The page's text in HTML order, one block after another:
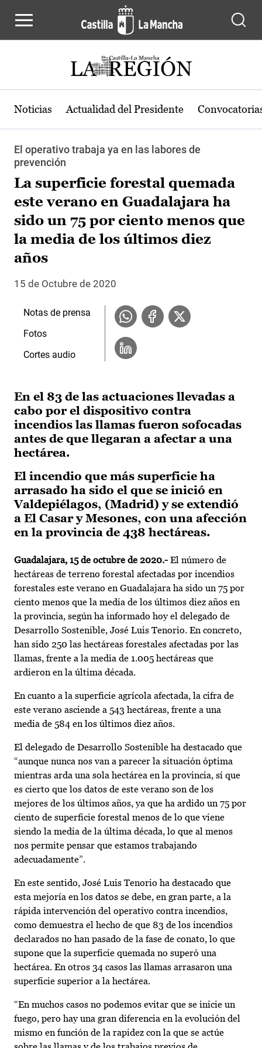
Noticias Actualidad del Presidente
El operativo trabaja ya en las labores de
prevención
La superficie forestal quemada
este verano en Guadalajara ha
sido un 75 por ciento menos que
la media de los últimos diez
años
15 de Octubre de 2020
En el 83 de las actuaciones llevadas a
cabo por el dispositivo contra
incendios las llamas fueron sofocadas
antes de que llegaran a afectar a una
hectárea.
El incendio que más superficie ha
arrasado ha sido el que se inició en
Valdepiélagos, (Madrid) y se extendió
a El Casar y Mesones, con una afección
en la provincia de 438 hectáreas.
Guadalajara, 15 de octubre de 2020.- El número de
hectáreas de terreno forestal afectadas por incendios
forestales este verano en Guadalajara ha sido un 75 por
ciento menos que la media de los últimos diez años en
la provincia, según ha informado hoy el delegado de
Desarrollo Sostenible, José Luis Tenorio. En concreto,
han sido 250 las hectáreas forestales afectadas por las
llamas, frente a la media de 1.005 hectáreas que
ardieron en la última década.
En cuanto a la superficie agrícola afectada, la cifra de
este verano asciende a 543 hectáreas, frente a una
media de 584 en los últimos diez años.
El delegado de Desarrollo Sostenible ha destacado que
“aunque nunca nos van a parecer la situación óptima
mientras arda una sola hectárea en la provincia, sí que
es cierto que los datos de este verano son de los
mejores de los últimos años, ya que ha ardido un 75 por
ciento de superficie forestal menos de lo que viene
siendo la media de la última década, lo que al menos
nos permite pensar que estamos trabajando
adecuadamente”.
En este sentido, José Luis Tenorio ha destacado que
esta mejoría en los datos se debe, en gran parte, a la
rápida intervención del operativo contra incendios,
como demuestra el hecho de que 83 de los incendios
declarados no han pasado de la fase de conato, lo que
supone que la superficie quemada no superó una
hectárea. En otros 34 casos las llamas arrasaron una
superficie superior a la hectárea.
“En muchos casos no podemos evitar que se inicie un
fuego, pero hay una gran diferencia en la evolución del
mismo en función de la rapidez con la que se actúe
Notas de prensa
Fotos
Cortes audio